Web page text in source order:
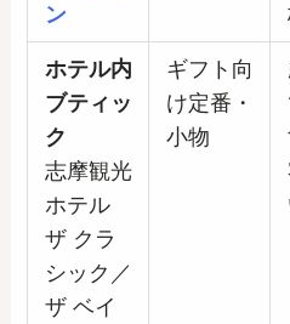
ン
ホテル内
ブティッ
ク
志摩観光
ホテル
ザ クラ
シック／
ザ ベイ
ギフト向
け定番・
小物